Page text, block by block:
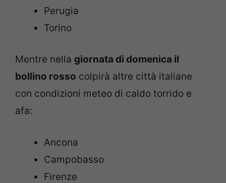
Perugia
Torino
Mentre nella giornata di domenica il
bollino rosso colpirà altre città italiane
con condizioni meteo di caldo torrido e
afa:
Ancona
Campobasso
Firenze